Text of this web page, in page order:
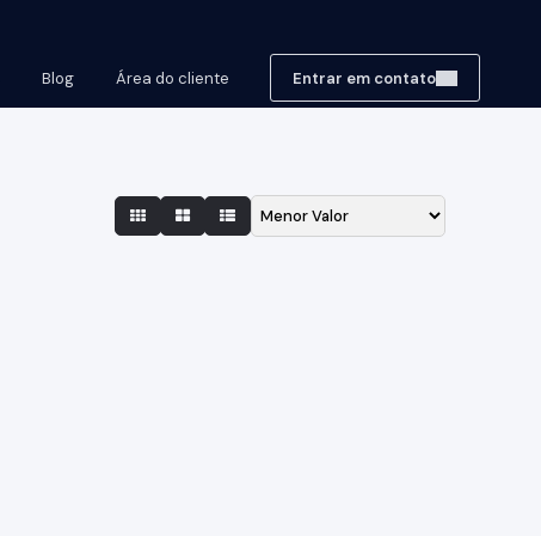
Entrar em contato
Área do cliente
Blog